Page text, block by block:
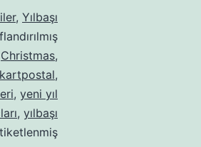
, Yılbaşı
Christmas,
kartpostal,
, yeni yıl
, yılbaşı